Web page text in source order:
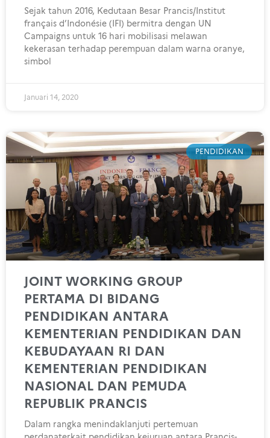
Sejak tahun 2016, Kedutaan Besar Prancis/Institut
français d’Indonésie (IFI) bermitra dengan UN
Campaigns untuk 16 hari mobilisasi melawan
kekerasan terhadap perempuan dalam warna oranye,
simbol
Januari 14, 2020
PENDIDIKAN
JOINT WORKING GROUP
PERTAMA DI BIDANG
PENDIDIKAN ANTARA
KEMENTERIAN PENDIDIKAN DAN
KEBUDAYAAN RI DAN
KEMENTERIAN PENDIDIKAN
NASIONAL DAN PEMUDA
REPUBLIK PRANCIS
Dalam rangka menindaklanjuti pertemuan